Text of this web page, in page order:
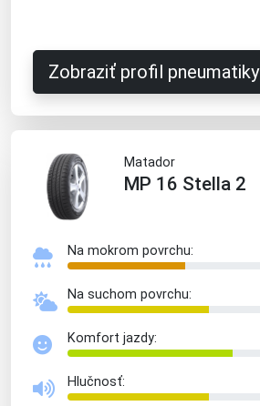
Zobraziť profil pneumatiky
Matador
MP 16 Stella 2
Na mokrom povrchu:
Na suchom povrchu:
Komfort jazdy:
Hlučnosť: